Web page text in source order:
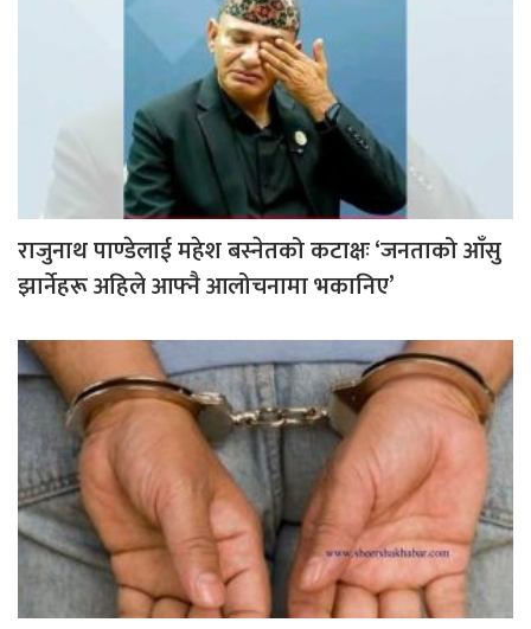
राजुनाथ पाण्डेलाई महेश बस्नेतको कटाक्षः ‘जनताको आँसु
झार्नेहरू अहिले आफ्नै आलोचनामा भकानिए’